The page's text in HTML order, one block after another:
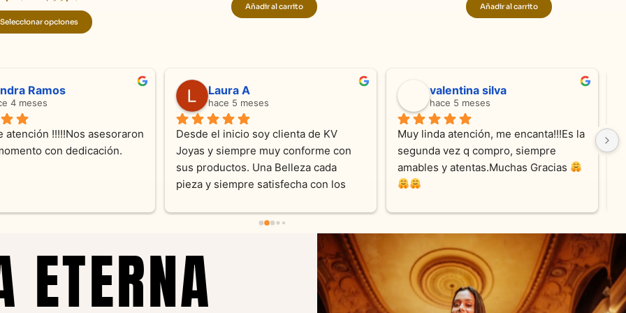
Seleccionar opciones
Añadir al carrito Añadir al carrito
Ramos
4 meses
atención !!!!!Nos asesoraron
con dedicación.
Laura A
hace 5 meses
Desde el inicio soy clienta de KV
Joyas y siempre muy conforme con
sus productos. Una Belleza cada
pieza y siempre satisfecha con los
recomendable
valentina silva
hace 5 meses
Muy linda atención, me encanta!!!Es la
segunda vez q compro, siempre
amables y atentas.Muchas Gracias
ETERNA